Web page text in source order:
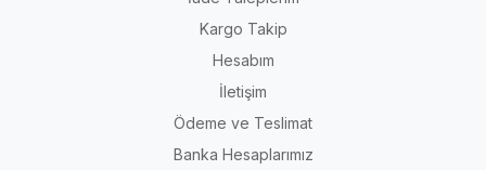
Kargo Takip
Hesabım
İletişim
Ödeme ve Teslimat
Banka Hesaplarımız